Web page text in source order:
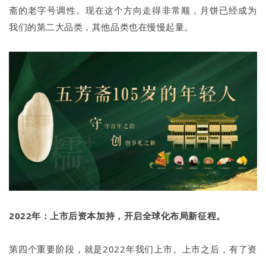
斋的老字号调性。现在这个方向走得非常顺，月饼已经成为
我们的第二大品类，其他品类也在慢慢起量。
2022年：上市后资本加持，开启全球化布局新征程。
第四个重要阶段，就是2022年我们上市。上市之后，有了资